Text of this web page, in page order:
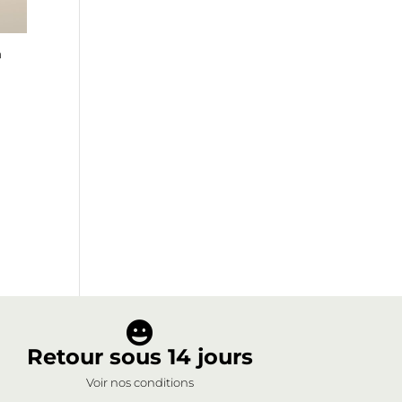

Retour sous 14 jours
Voir nos conditions